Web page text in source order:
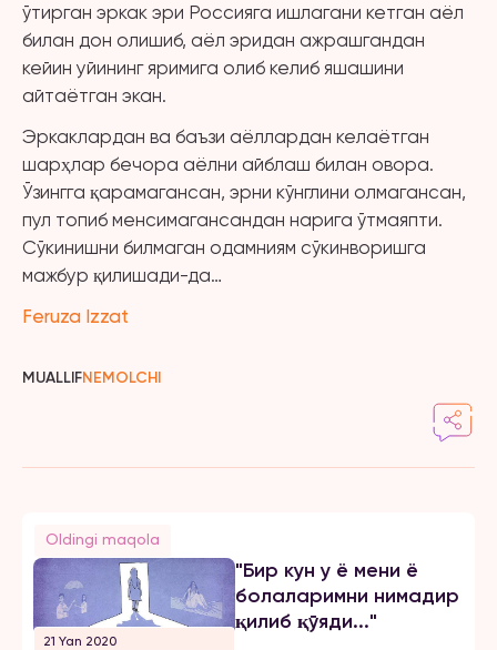
ўтирган эркак эри Россияга ишлагани кетган аёл
билан дон олишиб, аёл эридан ажрашгандан
кейин уйининг яримига олиб келиб яшашини
айтаётган экан.
Эркаклардан ва баъзи аёллардан келаётган
шарҳлар бечора аёлни айблаш билан овора.
Ўзингга қарамагансан, эрни кўнглини олмагансан,
пул топиб менсимагансандан нарига ўтмаяпти.
Сўкинишни билмаган одамниям сўкинворишга
мажбур қилишади-да…
Feruza Izzat
MUALLIFNEMOLCHI
Oldingi maqola
21 Yan 2020
"Бир кун у ё мени ё
болаларимни нимадир
қилиб қўяди..."